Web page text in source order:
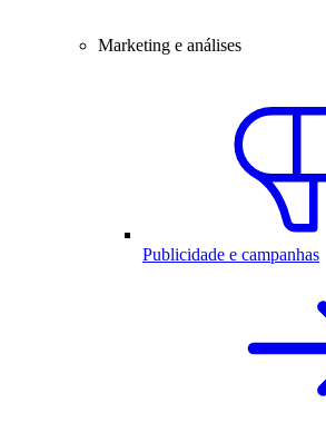
Marketing e análises
Publicidade e campanhas